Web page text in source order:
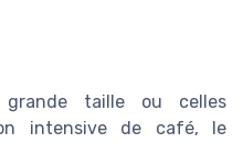
taille ou celles
intensive de café, le